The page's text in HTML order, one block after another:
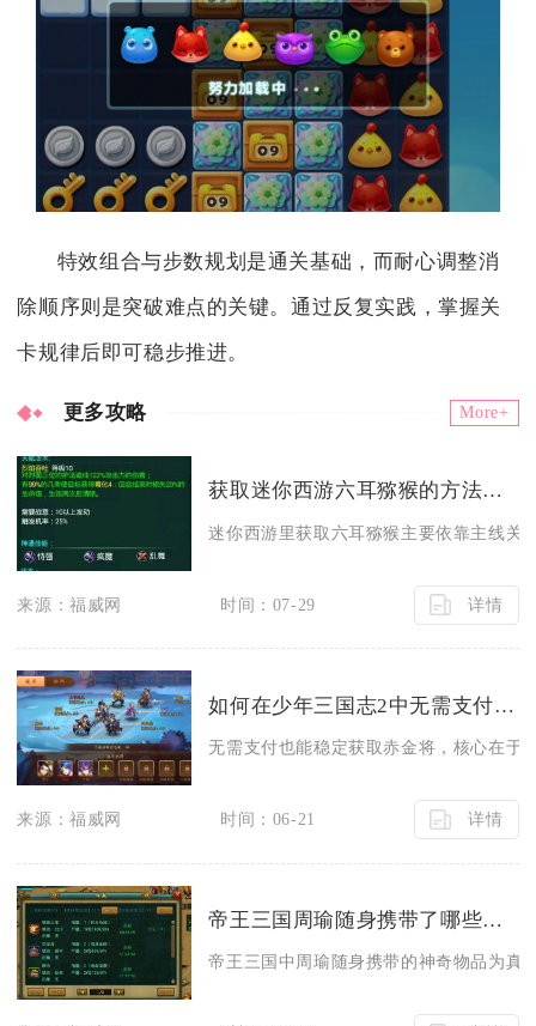
特效组合与步数规划是通关基础，而耐心调整消
除顺序则是突破难点的关键。通过反复实践，掌握关
卡规律后即可稳步推进。
更多攻略 More+
获取迷你西游六耳猕猴的方法有哪些
迷你西游里获取六耳猕猴主要依靠主线关
来源：福威网 时间：07-29 详情
如何在少年三国志2中无需支付来获得赤金将
无需支付也能稳定获取赤金将，核心在于
来源：福威网 时间：06-21 详情
帝王三国周瑜随身携带了哪些神奇物品
帝王三国中周瑜随身携带的神奇物品为真